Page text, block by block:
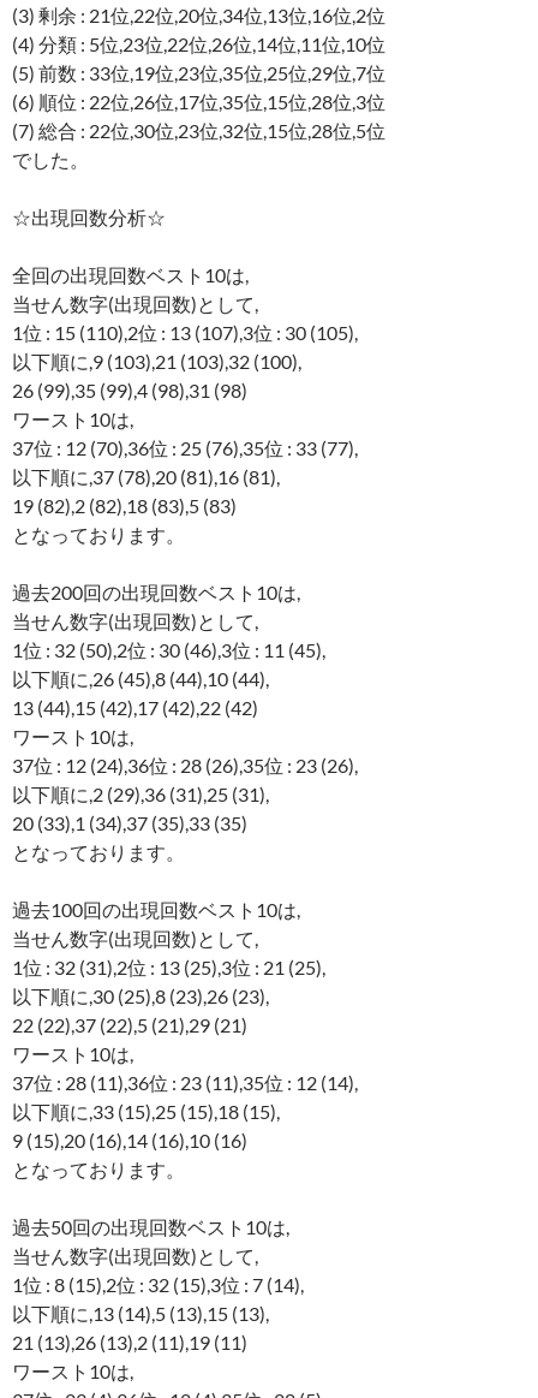
(3) 剰余 : 21位,22位,20位,34位,13位,16位,2位
(4) 分類 : 5位,23位,22位,26位,14位,11位,10位
(5) 前数 : 33位,19位,23位,35位,25位,29位,7位
(6) 順位 : 22位,26位,17位,35位,15位,28位,3位
(7) 総合 : 22位,30位,23位,32位,15位,28位,5位
でした。
☆出現回数分析☆
全回の出現回数ベスト10は,
当せん数字(出現回数)として,
1位 : 15 (110),2位 : 13 (107),3位 : 30 (105),
以下順に,9 (103),21 (103),32 (100),
26 (99),35 (99),4 (98),31 (98)
ワースト10は,
37位 : 12 (70),36位 : 25 (76),35位 : 33 (77),
以下順に,37 (78),20 (81),16 (81),
19 (82),2 (82),18 (83),5 (83)
となっております。
過去200回の出現回数ベスト10は,
当せん数字(出現回数)として,
1位 : 32 (50),2位 : 30 (46),3位 : 11 (45),
以下順に,26 (45),8 (44),10 (44),
13 (44),15 (42),17 (42),22 (42)
ワースト10は,
37位 : 12 (24),36位 : 28 (26),35位 : 23 (26),
以下順に,2 (29),36 (31),25 (31),
20 (33),1 (34),37 (35),33 (35)
となっております。
過去100回の出現回数ベスト10は,
当せん数字(出現回数)として,
1位 : 32 (31),2位 : 13 (25),3位 : 21 (25),
以下順に,30 (25),8 (23),26 (23),
22 (22),37 (22),5 (21),29 (21)
ワースト10は,
37位 : 28 (11),36位 : 23 (11),35位 : 12 (14),
以下順に,33 (15),25 (15),18 (15),
9 (15),20 (16),14 (16),10 (16)
となっております。
過去50回の出現回数ベスト10は,
当せん数字(出現回数)として,
1位 : 8 (15),2位 : 32 (15),3位 : 7 (14),
以下順に,13 (14),5 (13),15 (13),
21 (13),26 (13),2 (11),19 (11)
ワースト10は,